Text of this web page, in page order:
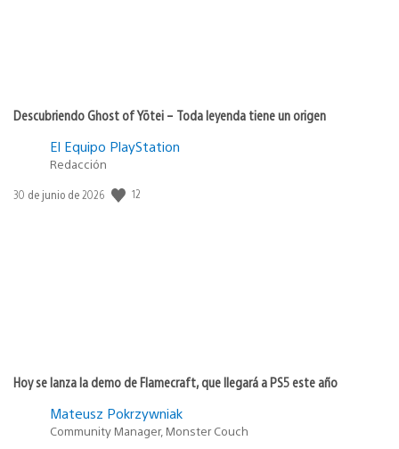
Descubriendo Ghost of Yōtei – Toda leyenda tiene un origen
El Equipo PlayStation
Redacción
Fecha
30 de junio de 2026 12
Hoy se lanza la demo de Flamecraft, que llegará a PS5 este año
Mateusz Pokrzywniak
Community Manager, Monster Couch